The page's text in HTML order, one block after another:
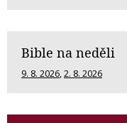
Bible na neděli
9. 8. 2026,2. 8. 2026